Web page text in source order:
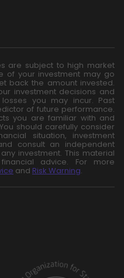
are subject to high market
of your investment may go
back the amount invested.
investment decisions and
you may incur. Past
of future performance.
you are familiar with and
should carefully consider
situation, investment
consult an independent
investment. This material
advice. For more
and Risk Warning.